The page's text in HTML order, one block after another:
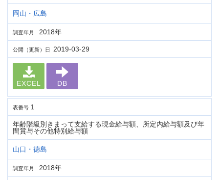
岡山・広島
調査年月 2018年
公開（更新）日 2019-03-29
EXCEL DB
表番号 1
年齢階級別きまって支給する現金給与額、所定内給与額及び年
間賞与その他特別給与額
山口・徳島
調査年月 2018年